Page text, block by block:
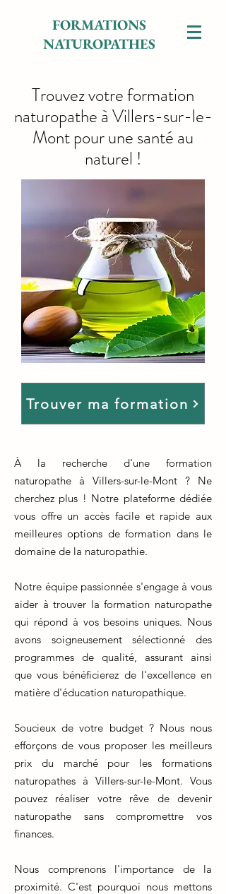
FORMATIONS
NATUROPATHES
Trouvez votre formation
naturopathe à Villers-sur-le-
Mont pour une santé au
naturel !
Trouver ma formation
À la recherche d'une formation
naturopathe à Villers-sur-le-Mont ? Ne
cherchez plus ! Notre plateforme dédiée
vous offre un accès facile et rapide aux
meilleures options de formation dans le
domaine de la naturopathie.
Notre équipe passionnée s'engage à vous
aider à trouver la formation naturopathe
qui répond à vos besoins uniques. Nous
avons soigneusement sélectionné des
programmes de qualité, assurant ainsi
que vous bénéficierez de l'excellence en
matière d'éducation naturopathique.
Soucieux de votre budget ? Nous nous
efforçons de vous proposer les meilleurs
prix du marché pour les formations
naturopathes à Villers-sur-le-Mont. Vous
pouvez réaliser votre rêve de devenir
naturopathe sans compromettre vos
finances.
Nous comprenons l'importance de la
proximité. C'est pourquoi nous mettons